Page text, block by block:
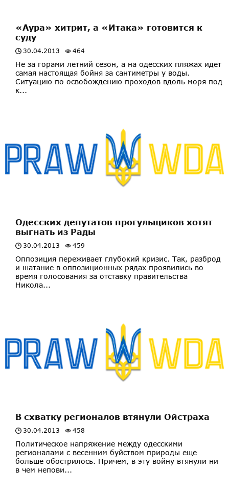
«Аура» хитрит, а «Итака» готовится к
суду
30.04.2013 464
Не за горами летний сезон, а на одесских пляжах идет
самая настоящая бойня за сантиметры у воды.
Ситуацию по освобождению проходов вдоль моря под
к...
Одесских депутатов прогульщиков хотят
выгнать из Рады
30.04.2013 459
Оппозиция переживает глубокий кризис. Так, разброд
и шатание в оппозиционных рядах проявились во
время голосования за отставку правительства
Никола...
В схватку регионалов втянули Ойстраха
30.04.2013 458
Политическое напряжение между одесскими
регионалами с весенним буйством природы еще
больше обострилось. Причем, в эту войну втянули ни
в чем непови...